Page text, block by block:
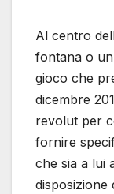
Al centro
fontana o
gioco che
dicembre
revolut per
fornire
che sia a lui